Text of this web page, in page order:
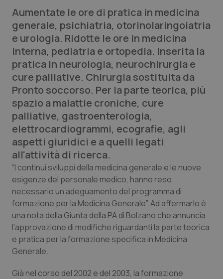
Lettere al direttore
Edizioni Regionali
QS Pro
Professionisti Sanitari.AI
Abruzzo
Basilicata
Calabria
Campania
Emilia-Romagna
Friuli Venezia Giulia
QS Pro Gold
Artrite & artrosi
Asma & BPCO
Car-T
Colesterolo & coronaropatie
Dermatite Atopica
QS Club Newsletter
Aumentate le ore di pratica in medicina
generale, psichiatria, otorinolaringoiatria
e urologia. Ridotte le ore in medicina
interna, pediatria e ortopedia. Inserita la
pratica in neurologia, neurochirurgia e
cure palliative. Chirurgia sostituita da
Pronto soccorso. Per la parte teorica, più
spazio a malattie croniche, cure
palliative, gastroenterologia,
elettrocardiogrammi, ecografie, agli
aspetti giuridici e a quelli legati
all'attività di ricerca.
“I continui sviluppi della medicina generale e le nuove
esigenze del personale medico, hanno reso
necessario un adeguamento del programma di
formazione per la Medicina Generale”. Ad affermarlo è
una nota della Giunta della PA di Bolzano che annuncia
l’approvazione di modifiche riguardanti la parte teorica
e pratica per la formazione specifica in Medicina
Generale.
Già nel corso del 2002 e del 2003, la formazione